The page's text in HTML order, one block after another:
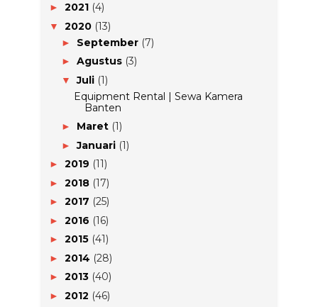
► 2021 (4)
▼ 2020 (13)
► September (7)
► Agustus (3)
▼Juli (1)
Equipment Rental | Sewa Kamera
Banten
► Maret (1)
►Januari (1)
► 2019 (11)
► 2018 (17)
► 2017 (25)
► 2016 (16)
► 2015 (41)
► 2014 (28)
► 2013 (40)
► 2012 (46)